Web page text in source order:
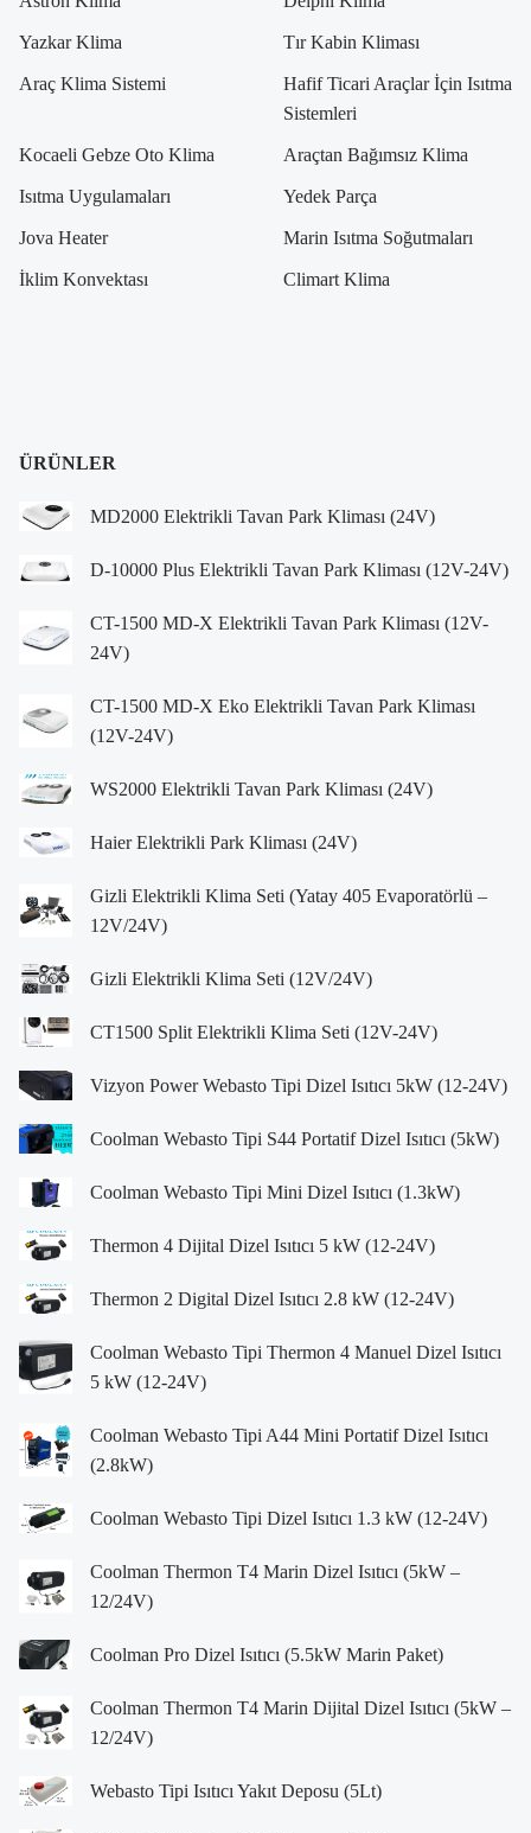
Yazkar Klima Tır Kabin Kliması
Araç Klima Sistemi
Hafif Ticari Araçlar İçin Isıtma
Sistemleri
Kocaeli Gebze Oto Klima Araçtan Bağımsız Klima
Isıtma Uygulamaları Yedek Parça
Jova Heater Marin Isıtma Soğutmaları
İklim Konvektası Climart Klima
ÜRÜNLER
MD2000 Elektrikli Tavan Park Kliması (24V)
D-10000 Plus Elektrikli Tavan Park Kliması (12V-24V)
CT-1500 MD-X Elektrikli Tavan Park Kliması (12V-
24V)
CT-1500 MD-X Eko Elektrikli Tavan Park Kliması
(12V-24V)
WS2000 Elektrikli Tavan Park Kliması (24V)
Haier Elektrikli Park Kliması (24V)
Gizli Elektrikli Klima Seti (Yatay 405 Evaporatörlü –
12V/24V)
Gizli Elektrikli Klima Seti (12V/24V)
CT1500 Split Elektrikli Klima Seti (12V-24V)
Vizyon Power Webasto Tipi Dizel Isıtıcı 5kW (12-24V)
Coolman Webasto Tipi S44 Portatif Dizel Isıtıcı (5kW)
Coolman Webasto Tipi Mini Dizel Isıtıcı (1.3kW)
Thermon 4 Dijital Dizel Isıtıcı 5 kW (12-24V)
Thermon 2 Digital Dizel Isıtıcı 2.8 kW (12-24V)
Coolman Webasto Tipi Thermon 4 Manuel Dizel Isıtıcı
5 kW (12-24V)
Coolman Webasto Tipi A44 Mini Portatif Dizel Isıtıcı
(2.8kW)
Coolman Webasto Tipi Dizel Isıtıcı 1.3 kW (12-24V)
Coolman Thermon T4 Marin Dizel Isıtıcı (5kW –
12/24V)
Coolman Pro Dizel Isıtıcı (5.5kW Marin Paket)
Coolman Thermon T4 Marin Dijital Dizel Isıtıcı (5kW –
12/24V)
Webasto Tipi Isıtıcı Yakıt Deposu (5Lt)